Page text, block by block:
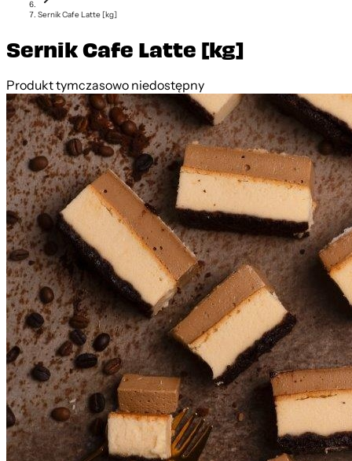
Sernik Cafe Latte [kg]
Sernik Cafe Latte [kg]
Produkt tymczasowo niedostępny